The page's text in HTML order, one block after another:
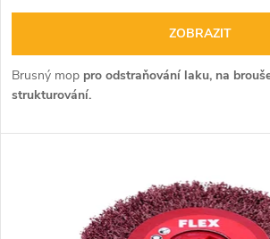
ZOBRAZIT
Brusný mop pro odstraňování laku, na
strukturování.